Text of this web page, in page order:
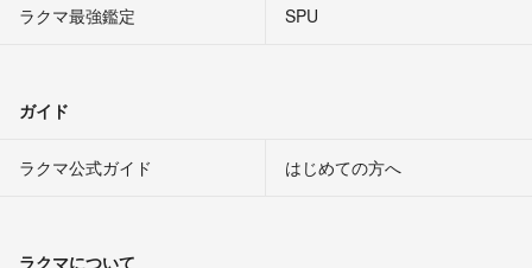
ラクマ最強鑑定
SPU
ガイド
ラクマ公式ガイド はじめての方へ
ラクマについて